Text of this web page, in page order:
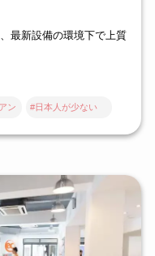
最新設備の環境下で上質
ン #日本人が少ない